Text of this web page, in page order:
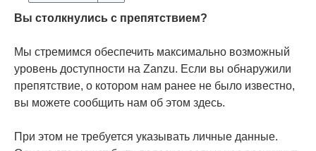
Вы столкнулись с препятствием?
Мы стремимся обеспечить максимально возможный
уровень доступности на Zanzu. Если вы обнаружили
препятствие, о котором нам ранее не было известно,
вы можете сообщить нам об этом здесь.
При этом не требуется указывать личные данные.